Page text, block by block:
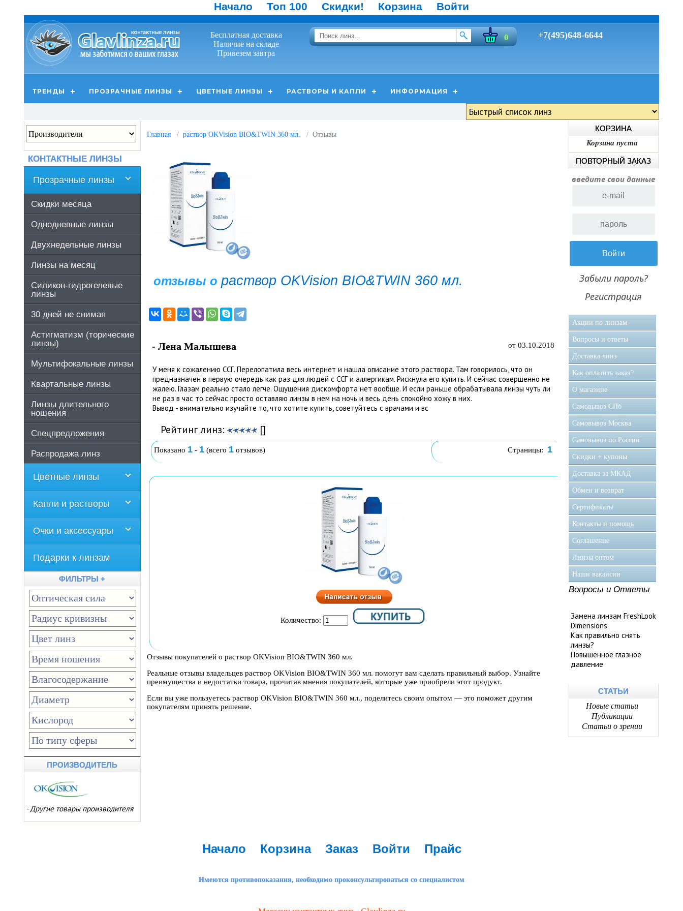
Начало Топ 100 Скидки! Корзина Войти
Бесплатная доставка
Наличие на складе
Привезем завтра
0 +7(495)648-6644
ТРЕНДЫ ПРОЗРАЧНЫЕ ЛИНЗЫ ЦВЕТНЫЕ ЛИНЗЫ РАСТВОРЫ И КАПЛИ ИНФОРМАЦИЯ
Главная раствор OKVision BIO&TWIN 360 мл. Отзывы
отзывы о раствор OKVision BIO&TWIN 360 мл.
- Лена Малышева от 03.10.2018
У меня к сожалению ССГ. Перелопатила весь интернет и нашла описание этого раствора. Там говорилось, что он
предназначен в первую очередь как раз для людей с ССГ и аллергикам. Рискнула его купить. И сейчас совершенно не
жалею. Глазам реально стало легче. Ощущения дискомфорта нет вообще. И если раньше обрабатывала линзы чуть ли
не раз в час то сейчас просто оставляю линзы в нем на ночь и весь день спокойно хожу в них.
Вывод - внимательно изучайте то, что хотите купить, советуйтесь с врачами и вс
Рейтинг линз: []
Показано 1- 1(всего 1отзывов) Страницы: 1
Количество:
Отзывы покупателей о раствор OKVision BIO&TWIN 360 мл.
Реальные отзывы владельцев раствор OKVision BIO&TWIN 360 мл. помогут вам сделать правильный выбор. Узнайте
преимущества и недостатки товара, прочитав мнения покупателей, которые уже приобрели этот продукт.
Если вы уже пользуетесь раствор OKVision BIO&TWIN 360 мл., поделитесь своим опытом — это поможет другим
покупателям принять решение.
КОНТАКТНЫЕ ЛИНЗЫ
Прозрачные линзы
Скидки месяца
Однодневные линзы
Двухнедельные линзы
Линзы на месяц
Силикон-гидрогелевые
линзы
30 дней не снимая
Астигматизм (торические
линзы)
Мультифокальные линзы
Квартальные линзы
Линзы длительного
ношения
Спецпредложения
Распродажа линз
Цветные линзы
Капли и растворы
Очки и аксессуары
Подарки к линзам
ФИЛЬТРЫ +
ПРОИЗВОДИТЕЛЬ
-Другие товары производителя
КОРЗИНА
Корзина пуста
ПОВТОРНЫЙ ЗАКАЗ
введите свои данные
Забыли пароль?
Регистрация
Акции по линзам
Вопросы и ответы
Доставка линз
Как оплатить заказ?
О магазине
Самовывоз CПб
Самовывоз Москва
Самовывоз по России
Скидки + купоны
Доставка за МКАД
Обмен и возврат
Сертификаты
Контакты и помощь
Соглашение
Линзы оптом
Наши вакансии
Вопросы и Ответы
Замена линзам FreshLook
Dimensions
Как правильно снять
линзы?
Повышенное глазное
давление
СТАТЬИ
Новые статьи
Публикации
Статьи о зрении
Начало Корзина Заказ Войти Прайс
Имеются противопоказания, необходимо проконсультироваться со специалистом